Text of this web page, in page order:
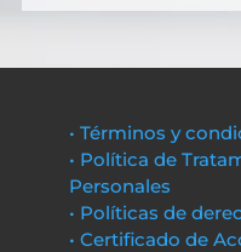
• Términos y
• Política de
Personales
• Políticas de
• Certificado de